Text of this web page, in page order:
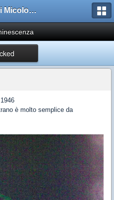
Forum di Micologia AMB Gruppo di Muggia e del Carso
è molto semplice da